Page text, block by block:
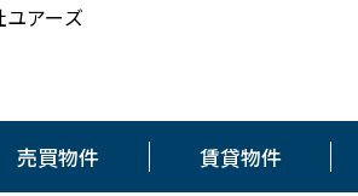
アーズ
売買物件 賃貸物件